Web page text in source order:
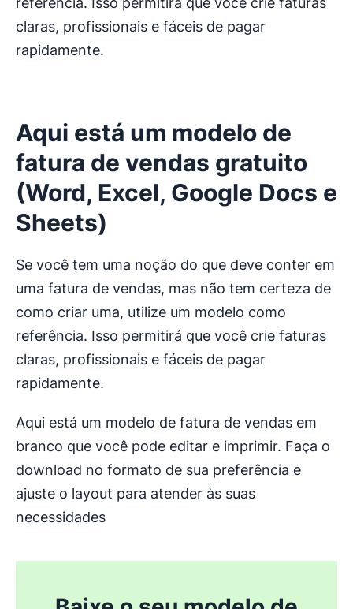
claras, profissionais e fáceis de pagar
rapidamente.
Aqui está um modelo de
fatura de vendas gratuito
(Word, Excel, Google Docs e
Sheets)
Se você tem uma noção do que deve conter em
uma fatura de vendas, mas não tem certeza de
como criar uma, utilize um modelo como
referência. Isso permitirá que você crie faturas
claras, profissionais e fáceis de pagar
rapidamente.
Aqui está um modelo de fatura de vendas em
branco que você pode editar e imprimir. Faça o
download no formato de sua preferência e
ajuste o layout para atender às suas
necessidades